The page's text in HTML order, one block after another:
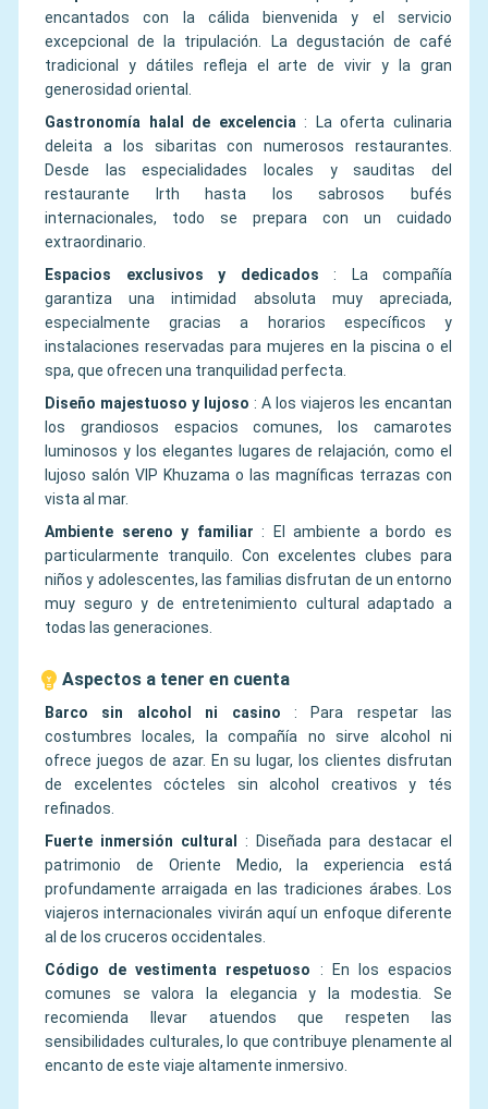
encantados con la cálida bienvenida y el servicio
excepcional de la tripulación. La degustación de café
tradicional y dátiles refleja el arte de vivir y la gran
generosidad oriental.
Gastronomía halal de excelencia :
La oferta culinaria
deleita a los sibaritas con numerosos restaurantes.
Desde las especialidades locales y sauditas del
restaurante Irth hasta los sabrosos bufés
internacionales, todo se prepara con un cuidado
extraordinario.
Espacios exclusivos y dedicados
:
La compañía
garantiza una intimidad absoluta muy apreciada,
especialmente gracias a horarios específicos y
instalaciones reservadas para mujeres en la piscina o el
spa, que ofrecen una tranquilidad perfecta.
Diseño majestuoso y lujoso : A los viajeros les encantan
los grandiosos espacios comunes, los camarotes
luminosos y los elegantes lugares de relajación, como el
lujoso salón VIP Khuzama o las magníficas terrazas con
vista al mar.
Ambiente sereno y familiar :
El ambiente a bordo es
particularmente tranquilo. Con excelentes clubes para
niños y adolescentes, las familias disfrutan de un entorno
muy seguro y de entretenimiento cultural adaptado a
todas las generaciones.
Aspectos a tener en cuenta
Barco sin alcohol ni casino :
Para respetar las
costumbres locales, la compañía no sirve alcohol ni
ofrece juegos de azar. En su lugar, los clientes disfrutan
de excelentes cócteles sin alcohol creativos y tés
refinados.
Fuerte inmersión cultural
:
Diseñada para destacar el
patrimonio de Oriente Medio, la experiencia está
profundamente arraigada en las tradiciones árabes. Los
viajeros internacionales vivirán aquí un enfoque diferente
al de los cruceros occidentales.
Código de vestimenta respetuoso
:
En los espacios
comunes se valora la elegancia y la modestia. Se
recomienda llevar atuendos que respeten las
sensibilidades culturales, lo que contribuye plenamente al
encanto de este viaje altamente inmersivo.